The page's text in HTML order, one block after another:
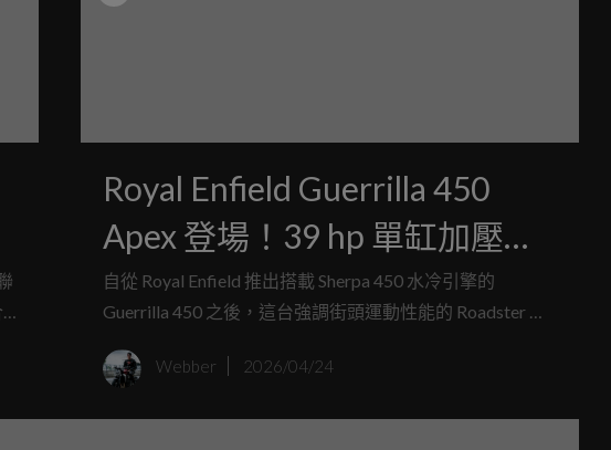
Royal Enfield Guerrilla 450
Apex 登場！39 hp 單缸加壓彎
新姿勢，街車變得更衝
自從 Royal Enfield 推出搭載 Sherpa 450 水冷引擎的
Guerrilla 450 之後，這台強調街頭運動性能的 Roadster 就
鬥」的朋友們，Royal Enfield 顯然聽到了各位的心聲。近
Webber 2026/04/24